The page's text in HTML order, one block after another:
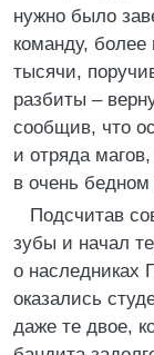
нужно было
команду,
тысячи,
разбиты –
сообщив, что
и отряда
в очень бедном
Подсчитав
зубы и начал
о наследниках
оказались
даже те двое,